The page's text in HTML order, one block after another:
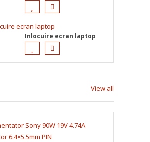
Inlocuire ecran laptop
View all